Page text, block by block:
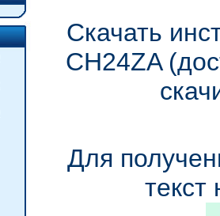
Скачать
CH24ZA
Для
текст